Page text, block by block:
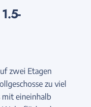
zwei Etagen
zu viel
mit eineinhalb